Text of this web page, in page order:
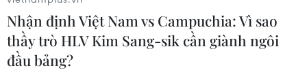
Nhận định Việt Nam vs Campuchia: Vì sao
thầy trò HLV Kim Sang-sik cần giành ngôi
đầu bảng?